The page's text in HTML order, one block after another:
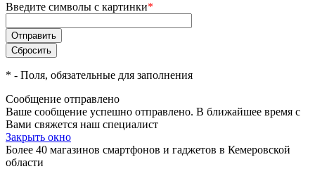
Введите символы с картинки*
* - Поля, обязательные для заполнения
Сообщение отправлено
Ваше сообщение успешно отправлено. В ближайшее время с
Вами свяжется наш специалист
Закрыть окно
Более 40 магазинов смартфонов и гаджетов в Кемеровской
области